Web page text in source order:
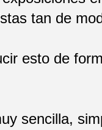
tan de
esto de
sencilla,